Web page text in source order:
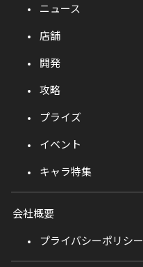
ニュース
店舗
開発
攻略
プライズ
イベント
キャラ特集
会社概要
プライバシーポリシー